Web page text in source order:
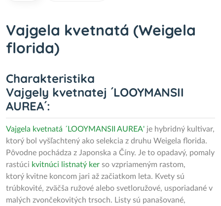
Vajgela kvetnatá (Weigela
florida)
Charakteristika
Vajgely kvetnatej ´LOOYMANSII
AUREA´:
Vajgela kvetnatá ´LOOYMANSII AUREA' je hybridný kultivar,
ktorý bol vyšľachtený ako selekcia z druhu Weigela florida.
Pôvodne pochádza z Japonska a Číny. Je to opadavý, pomaly
rastúci kvitnúci listnatý ker so vzpriameným rastom,
ktorý kvitne koncom jari až začiatkom leta. Kvety sú
trúbkovité, zväčša ružové alebo svetloružové, usporiadané v
malých zvončekovitých trsoch. Listy sú panašované,